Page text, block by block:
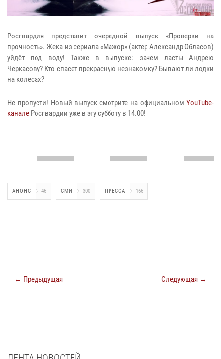
Росгвардия представит очередной выпуск «Проверки на
прочность». Жека из сериала «Мажор» (актер Александр Обласов)
уйдёт под воду! Также в выпуске: зачем ласты Андрею
Черкасову? Кто спасет прекрасную незнакомку? Бывают ли лодки
на колесах?
Не пропусти! Новый выпуск смотрите на официальном YouTube-
канале Росгвардии уже в эту субботу в 14.00!
АНОНС 46 СМИ 300 ПРЕССА 166
← Предыдущая Следующая →